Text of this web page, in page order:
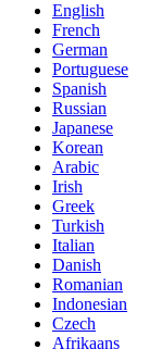
English
French
German
Portuguese
Spanish
Russian
Japanese
Korean
Arabic
Irish
Greek
Turkish
Italian
Danish
Romanian
Indonesian
Czech
Afrikaans